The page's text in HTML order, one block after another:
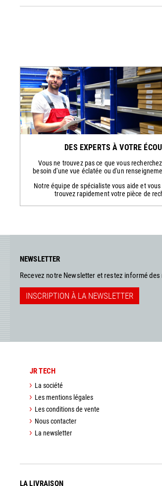
DES EXPERTS À VOTRE
Vous ne trouvez pas ce que vous
besoin d'une vue éclatée ou d'un
Notre équipe de spécialiste vous aide et
trouvez rapidement votre pièce de
NEWSLETTER
Recevez notre Newsletter et restez informé
INSCRIPTION À LA NEWSLETTER
JR TECH
La société
Les mentions légales
Les conditions de vente
Nous contacter
La newsletter
LA LIVRAISON